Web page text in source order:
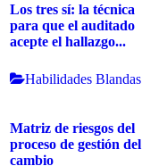
Los tres sí: la técnica
para que el auditado
acepte el hallazgo...
Habilidades Blandas
Matriz de riesgos del
proceso de gestión del
cambio